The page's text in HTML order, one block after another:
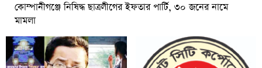
কোম্পানীগঞ্জে নিষিদ্ধ ছাত্রলীগের ইফতার পার্টি, ৩০ জনের নামে
মামলা